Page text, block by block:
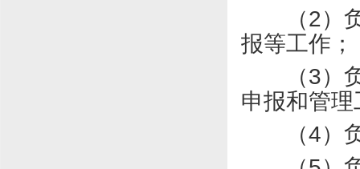
（2）
报等工作；
（3）
申报和管理
（4）